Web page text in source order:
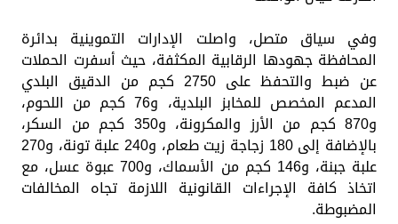
وفي سياق متصل، واصلت الإدارات التموينية بدائرة
المحافظة جهودها الرقابية المكثفة، حيث أسفرت الحملات
عن ضبط والتحفظ على 2750 كجم من الدقيق البلدي
المدعم المخصص للمخابز البلدية، و76 كجم من اللحوم،
و870 كجم من الأرز والمكرونة، و350 كجم من السكر،
بالإضافة إلى 180 زجاجة زيت طعام، و240 علبة تونة، و270
علبة جبنة، و146 كجم من الأسماك، و700 عبوة عسل، مع
اتخاذ كافة الإجراءات القانونية اللازمة تجاه المخالفات
المضبوطة.